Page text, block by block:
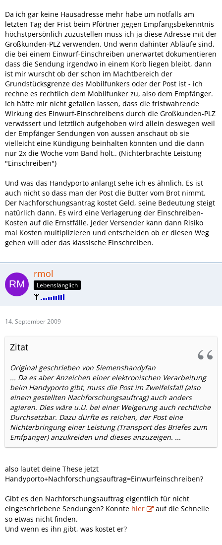
Da ich gar keine Hausadresse mehr habe um notfalls am
letzten Tag der Frist beim Pförtner gegen Empfangsbekenntnis
höchstpersönlich zuzustellen muss ich ja diese Adresse mit der
Großkunden-PLZ verwenden. Und wenn dahinter Abläufe sind,
die bei einem Einwurf-Einschreiben unerwartet dokumentieren
dass die Sendung irgendwo in einem Korb liegen bleibt, dann
ist mir wurscht ob der schon im Machtbereich der
Grundstücksgrenze des Mobilfunkers oder der Post ist - ich
rechne es rechtlich dem Mobilfunker zu, also dem Empfänger.
Ich hätte mir nicht gefallen lassen, dass die fristwahrende
Wirkung des Einwurf-Einschreibens durch die Großkunden-PLZ
verwässert und letztlich aufgehoben wird allein deswegen weil
der Empfänger Sendungen von aussen anschaut ob sie
vielleicht eine Kündigung beinhalten könnten und die dann
nur 2x die Woche vom Band holt.. (Nichterbrachte Leistung
"Einschreiben")
Und was das Handyporto anlangt sehe ich es ähnlich. Es ist
auch nicht so dass man der Post die Butter vom Brot nimmt.
Der Nachforschungsantrag kostet Geld, seine Bedeutung steigt
natürlich dann. Es wird eine Verlagerung der Einschreiben-
Kosten auf die Ernstfälle. Jeder Versender kann dann Risiko
mal Kosten multiplizieren und entscheiden ob er diesen Weg
gehen will oder das klassische Einschreiben.
rmol
Lebenslänglich
14. September 2009
Zitat
Original geschrieben von Síemenshandyfan
... Da es aber Anzeichen einer elektronischen Verarbeitung
beim Handyporto gibt, muss die Post im Zweifelsfall (also
einem gestellten Nachforschungsauftrag) auch anders
agieren. Dies wäre u.U. bei einer Weigerung auch rechtliche
Durchsetzbar. Dazu dürfte es reichen, der Post eine
Nichterbringung einer Leistung (Transport des Briefes zum
Emfpänger) anzukreiden und dieses anzuzeigen. ...
also lautet deine These jetzt
Handyporto+Nachforschungsauftrag=Einwurfeinschreiben?
Gibt es den Nachforschungsauftrag eigentlich für nicht
eingeschriebene Sendungen? Konnte hier
auf die Schnelle
so etwas nicht finden.
Und wenn es ihn gibt, was kostet er?